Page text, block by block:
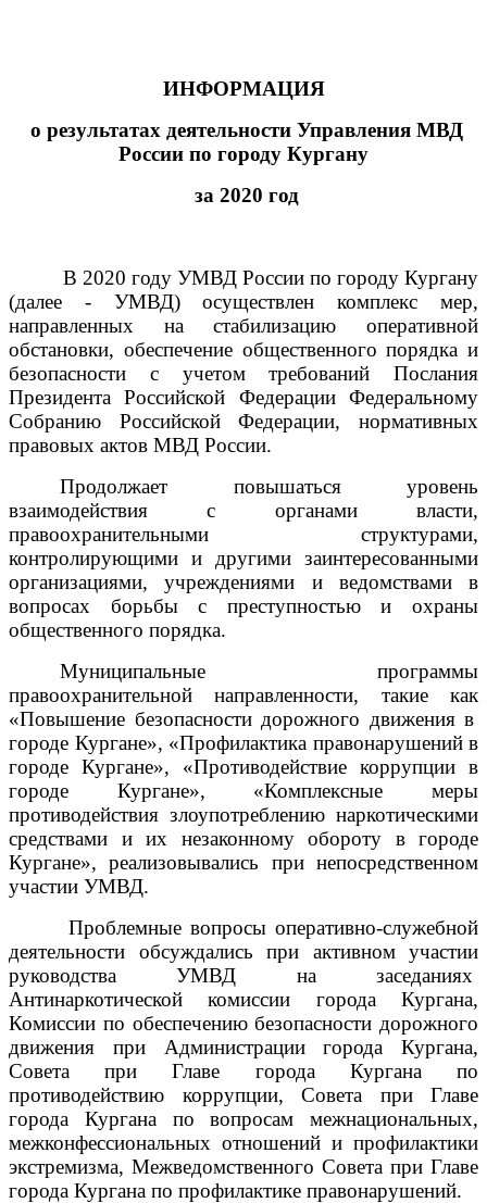
ИНФОРМАЦИЯ
о результатах деятельности Управления МВД
России по городу Кургану
за 2020 год
В 2020 году УМВД России по городу Кургану
(далее - УМВД) осуществлен комплекс мер,
направленных на стабилизацию оперативной
обстановки, обеспечение общественного порядка и
безопасности с учетом требований Послания
Президента Российской Федерации Федеральному
Собранию Российской Федерации, нормативных
правовых актов МВД России.
Продолжает повышаться уровень
взаимодействия с органами власти,
правоохранительными структурами,
контролирующими и другими заинтересованными
организациями, учреждениями и ведомствами в
вопросах борьбы с преступностью и охраны
общественного порядка.
Муниципальные программы
правоохранительной направленности, такие как
«Повышение безопасности дорожного движения в
городе Кургане», «Профилактика правонарушений в
городе Кургане», «Противодействие коррупции в
городе Кургане», «Комплексные меры
противодействия злоупотреблению наркотическими
средствами и их незаконному обороту в городе
Кургане»,реализовывались при непосредственном
участии УМВД.
Проблемные вопросы оперативно-служебной
деятельности обсуждались при активном участии
руководства УМВД на заседаниях
Антинаркотической комиссии города Кургана,
Комиссии по обеспечению безопасности дорожного
движения при Администрации города Кургана,
Совета при Главе города Кургана по
противодействию коррупции, Совета при Главе
города Кургана по вопросам межнациональных,
межконфессиональных отношений и профилактики
экстремизма, Межведомственного Совета при Главе
города Кургана по профилактике правонарушений.